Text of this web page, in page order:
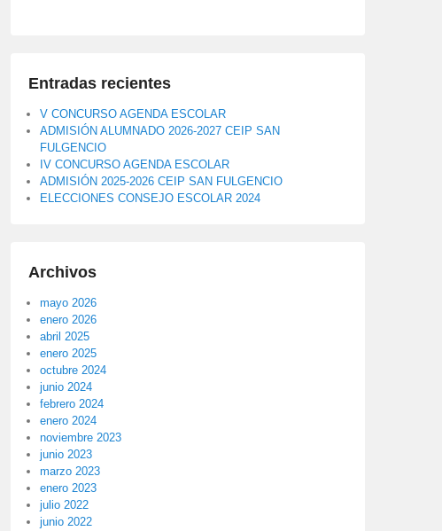
Entradas recientes
V CONCURSO AGENDA ESCOLAR
ADMISIÓN ALUMNADO 2026-2027 CEIP SAN
FULGENCIO
IV CONCURSO AGENDA ESCOLAR
ADMISIÓN 2025-2026 CEIP SAN FULGENCIO
ELECCIONES CONSEJO ESCOLAR 2024
Archivos
mayo 2026
enero 2026
abril 2025
enero 2025
octubre 2024
junio 2024
febrero 2024
enero 2024
noviembre 2023
junio 2023
marzo 2023
enero 2023
julio 2022
junio 2022